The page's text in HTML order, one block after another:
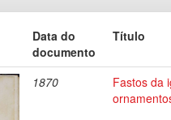
Data do
documento
Título
1870
Fastos da